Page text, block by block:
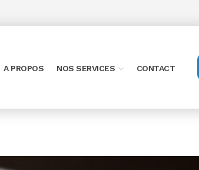
A PROPOS NOS SERVICES CONTACT